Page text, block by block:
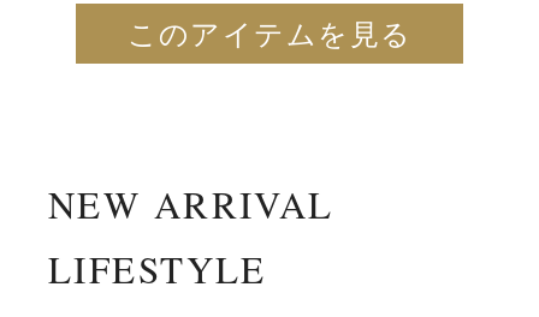
このアイテムを見る
NEW ARRIVAL
LIFESTYLE